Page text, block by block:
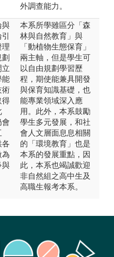
外調查能力。
與
理
立
能
術
得
會
各
為
與
本系所學雖區分「森
林與自然教育」與
「動植物生態保育」
兩主軸，但是學生可
以自由規劃學習歷
程，期使能兼具開發
與保育知識基礎，也
能專業領域深入應
用。此外，本系鼓勵
學生多元發展，和社
會人文層面息息相關
的「環境教育」也是
本系的發展重點，因
此，本系也竭誠歡迎
非自然組之高中生及
高職生報考本系。